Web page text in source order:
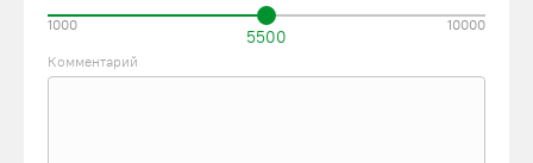
5500
1000 10000
Комментарий